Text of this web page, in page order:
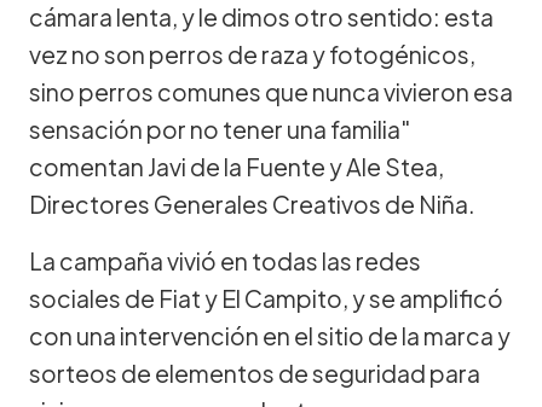
cámara lenta, y le dimos otro sentido: esta
vez no son perros de raza y fotogénicos,
sino perros comunes que nunca vivieron esa
sensación por no tener una familia"
comentan Javi de la Fuente y Ale Stea,
Directores Generales Creativos de Niña.
La campaña vivió en todas las redes
sociales de Fiat y El Campito, y se amplificó
con una intervención en el sitio de la marca y
sorteos de elementos de seguridad para